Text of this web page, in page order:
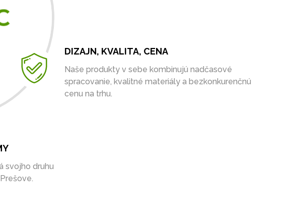
DIZAJN, KVALITA, CENA
Naše produkty v sebe kombinujú nadčasové
spracovanie, kvalitné materiály a bezkonkurenčnú
cenu na trhu.
svojho druhu